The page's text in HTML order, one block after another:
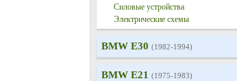
Силовые устройства
Электрические схемы
BMW E30 (1982-1994)
BMW E21 (1975-1983)